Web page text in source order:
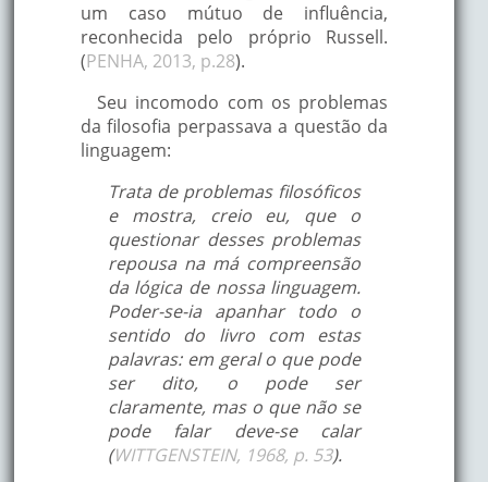
um caso mútuo de influência,
reconhecida pelo próprio Russell.
(PENHA, 2013, p.28).
Seu incomodo com os problemas
da filosofia perpassava a questão da
linguagem:
Trata de problemas filosóficos
e mostra, creio eu, que o
questionar desses problemas
repousa na má compreensão
da lógica de nossa linguagem.
Poder-se-ia apanhar todo o
sentido do livro com estas
palavras: em geral o que pode
ser dito, o pode ser
claramente, mas o que não se
pode falar deve-se calar
(WITTGENSTEIN, 1968, p. 53).